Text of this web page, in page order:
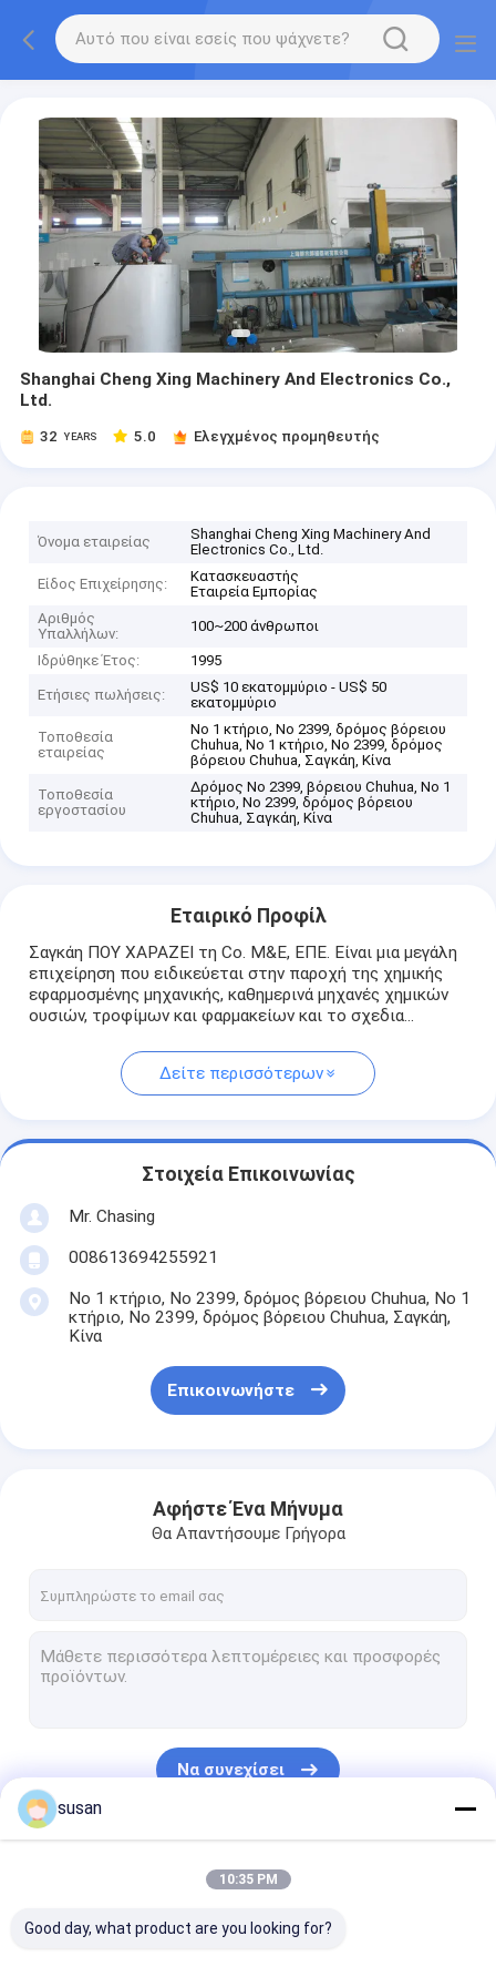
Shanghai Cheng Xing Machinery And Electronics Co.,
Ltd.
32 YEARS 5.0 Ελεγχμένος προμηθευτής
Όνομα εταιρείας
Shanghai Cheng Xing Machinery And
Electronics Co., Ltd.
Είδος Επιχείρησης:
Κατασκευαστής
Εταιρεία Εμπορίας
Αριθμός
Υπαλλήλων:
100~200 άνθρωποι
Ιδρύθηκε Έτος: 1995
Ετήσιες πωλήσεις:
US$ 10 εκατομμύριο - US$ 50
εκατομμύριο
Τοποθεσία
εταιρείας
Νο 1 κτήριο, Νο 2399, δρόμος βόρειου
Chuhua, Νο 1 κτήριο, Νο 2399, δρόμος
βόρειου Chuhua, Σαγκάη, Κίνα
Τοποθεσία
εργοστασίου
Δρόμος Νο 2399, βόρειου Chuhua, Νο 1
κτήριο, Νο 2399, δρόμος βόρειου
Chuhua, Σαγκάη, Κίνα
Εταιρικό Προφίλ
Σαγκάη ΠΟΥ ΧΑΡΑΖΕΙ τη Co. M&E, ΕΠΕ. Είναι μια μεγάλη
επιχείρηση που ειδικεύεται στην παροχή της χημικής
εφαρμοσμένης μηχανικής, καθημερινά μηχανές χημικών
ουσιών, τροφίμων και φαρμακείων και το σχεδια...
Δείτε περισσότερων
Στοιχεία Επικοινωνίας
Mr. Chasing
008613694255921
Νο 1 κτήριο, Νο 2399, δρόμος βόρειου Chuhua, Νο 1
κτήριο, Νο 2399, δρόμος βόρειου Chuhua, Σαγκάη,
Κίνα
Επικοινωνήστε
Αφήστε Ένα Μήνυμα
Θα Απαντήσουμε Γρήγορα
Να συνεχίσει
susan
10:35 PM
Good day, what product are you looking for?